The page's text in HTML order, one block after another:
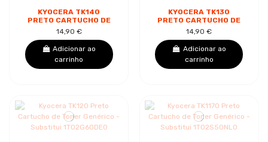
KYOCERA TK140
PRETO CARTUCHO DE
TONER GENÉRICO -
SUBSTITUI
1T02H50EU0/1T02H50EUC
14,90 €
Adicionar ao
carrinho
KYOCERA TK130
PRETO CARTUCHO DE
TONER GENÉRICO -
SUBSTITUI
1T02HS0EU0/1T02HS0EUC
14,90 €
Adicionar ao
carrinho